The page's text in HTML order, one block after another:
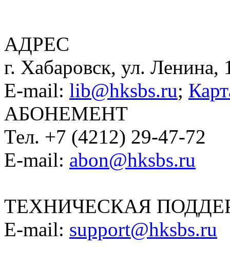
АДРЕС
г. Хабаровск, ул. Ленина,
E-mail: lib@hksbs.ru;
АБОНЕМЕНТ
Тел. +7 (4212) 29-47-72
E-mail: abon@hksbs.ru
ТЕХНИЧЕСКАЯ
E-mail: support@hksbs.ru